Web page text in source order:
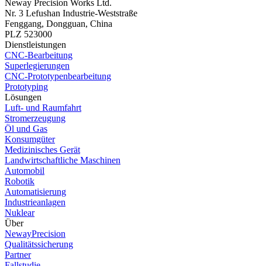
Neway Precision Works Ltd.
Nr. 3 Lefushan Industrie-Weststraße
Fenggang, Dongguan, China
PLZ 523000
Dienstleistungen
CNC-Bearbeitung
Superlegierungen
CNC-Prototypenbearbeitung
Prototyping
Lösungen
Luft- und Raumfahrt
Stromerzeugung
Öl und Gas
Konsumgüter
Medizinisches Gerät
Landwirtschaftliche Maschinen
Automobil
Robotik
Automatisierung
Industrieanlagen
Nuklear
Über
NewayPrecision
Qualitätssicherung
Partner